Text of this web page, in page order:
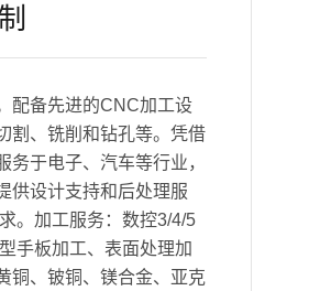
配备先进的CNC加工设
割、铣削和钻孔等。凭借
务于电子、汽车等行业，
供设计支持和后处理服
。加工服务：数控3/4/5
手板加工、表面处理加
铜、铍铜、镁合金、亚克